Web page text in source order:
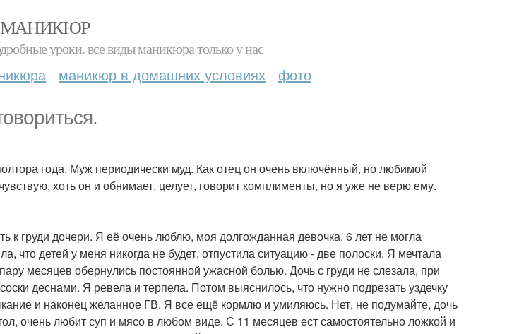
МАНИКЮР
уроки. все виды маникюра только у нас
маникюр в домашних условиях фото
года. Муж периодически муд. Как отец он очень включённый, но любимой
хоть он и обнимает, целует, говорит комплименты, но я уже не верю ему.
к груди дочери. Я её очень люблю, моя долгожданная девочка. 6 лет не могла
что детей у меня никогда не будет, отпустила ситуацию - две полоски. Я мечтала
месяцев обернулись постоянной ужасной болью. Дочь с груди не слезала, при
деснами. Я ревела и терпела. Потом выяснилось, что нужно подрезать уздечку
и наконец желанное ГВ. Я все ещё кормлю и умиляюсь. Нет, не подумайте, дочь
очень любит суп и мясо в любом виде. С 11 месяцев ест самостоятельно ложкой и